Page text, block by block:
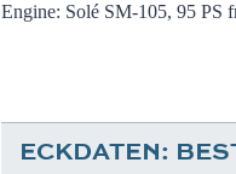
Engine: Solé SM-105, 95 PS
ECKDATEN: